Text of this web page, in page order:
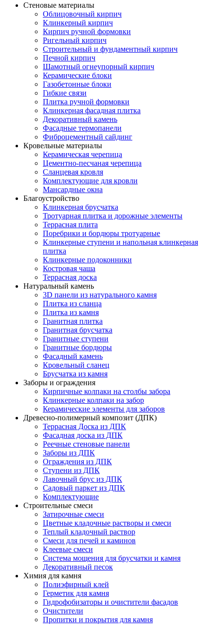
Стеновые материалы
Облицовочный кирпич
Клинкерный кирпич
Кирпич ручной формовки
Ригельный кирпич
Строительный и фундаментный кирпич
Печной кирпич
Шамотный огнеупорный кирпич
Керамические блоки
Газобетонные блоки
Гибкие связи
Плитка ручной формовки
Клинкерная фасадная плитка
Декоративный камень
Фасадные термопанели
Фиброцементный сайдинг
Кровельные материалы
Керамическая черепица
Цементно-песчаная черепица
Сланцевая кровля
Комплектующие для кровли
Мансардные окна
Благоустройство
Клинкерная брусчатка
Тротуарная плитка и дорожные элементы
Террасная плита
Поребрики и бордюры тротуарные
Клинкерные ступени и напольная клинкерная
плитка
Клинкерные подоконники
Костровая чаша
Террасная доска
Натуральный камень
3D панели из натурального камня
Плитка из сланца
Плитка из камня
Гранитная плитка
Гранитная брусчатка
Гранитные ступени
Гранитные бордюры
Фасадный камень
Кровельный сланец
Брусчатка из камня
Заборы и ограждения
Кирпичные колпаки на столбы забора
Клинкерные колпаки на забор
Керамические элементы для заборов
Древесно-полимерный композит (ДПК)
Террасная Доска из ДПК
Фасадная доска из ДПК
Реечные стеновые панели
Заборы из ДПК
Ограждения из ДПК
Ступени из ДПК
Лавочный брус из ДПК
Садовый паркет из ДПК
Комплектующие
Строительные смеси
Затирочные смеси
Цветные кладочные растворы и смеси
Теплый кладочный раствор
Смеси для печей и каминов
Клеевые смеси
Система мощения для брусчатки и камня
Декоративный песок
Химия для камня
Полиэфирный клей
Герметик для камня
Гидрофобизаторы и очистители фасадов
Очистители
Пропитки и покрытия для камня